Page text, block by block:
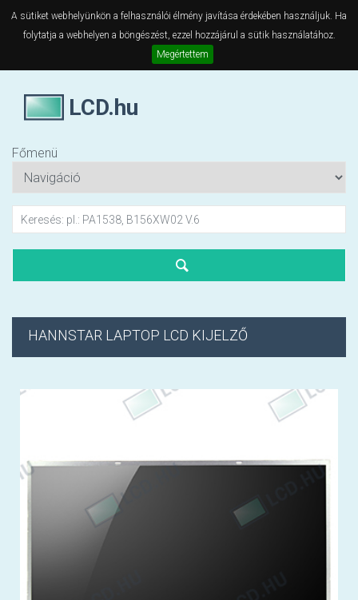
A sütiket webhelyünkön a felhasználói élmény javítása érdekében használjuk. Ha
folytatja a webhelyen a böngészést, ezzel hozzájárul a sütik használatához.
Megértettem
LCD.hu
Főmenü
HANNSTAR LAPTOP LCD KIJELZŐ